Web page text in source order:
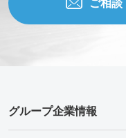
ご相
グループ企業情報